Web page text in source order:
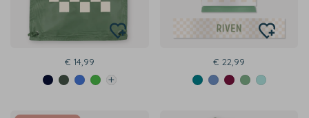
€ 14,99 € 22,99